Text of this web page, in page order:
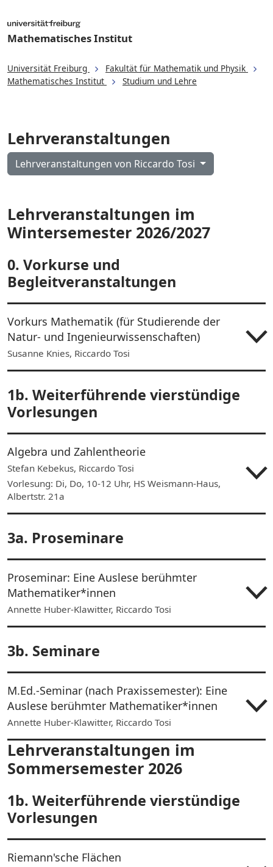
Mathematisches Institut
Universität Freiburg
Fakultät für Mathematik und Physik
Mathematisches Institut
Studium und Lehre
Lehrveranstaltungen
Lehrveranstaltungen von Riccardo Tosi
Lehrveranstaltungen im
Wintersemester 2026/2027
0. Vorkurse und
Begleitveranstaltungen
Vorkurs Mathematik (für Studierende der
Natur- und Ingenieurwissenschaften)
Susanne Knies, Riccardo Tosi
1b. Weiterführende vierstündige
Vorlesungen
Algebra und Zahlentheorie
Stefan Kebekus, Riccardo Tosi
Vorlesung: Di, Do, 10-12 Uhr, HS Weismann-Haus,
Albertstr. 21a
3a. Proseminare
Proseminar: Eine Auslese berühmter
Mathematiker*innen
Annette Huber-Klawitter, Riccardo Tosi
3b. Seminare
M.Ed.-Seminar (nach Praxissemester): Eine
Auslese berühmter Mathematiker*innen
Annette Huber-Klawitter, Riccardo Tosi
Lehrveranstaltungen im
Sommersemester 2026
1b. Weiterführende vierstündige
Vorlesungen
Riemann'sche Flächen